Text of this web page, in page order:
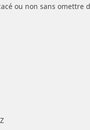
ou non sans omettre